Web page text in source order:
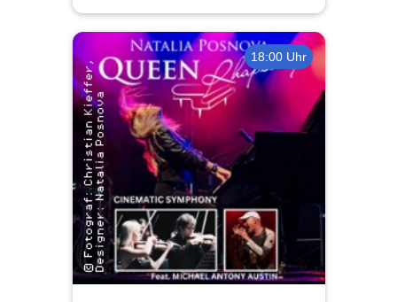
18:00 Uhr